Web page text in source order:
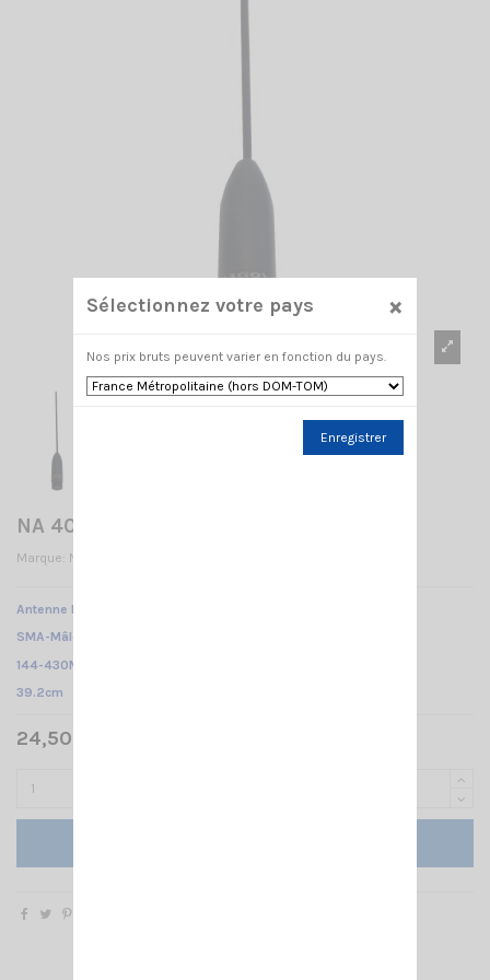
NA 403 SMA-M
Marque: NAGOYA
Antenne NA-403 NAGOYA /
SMA-Mâle /
144-430Mhz
39.2cm
24,50 € TTC
Sélectionnez votre pays ×
Nos prix bruts peuvent varier en fonction du pays.
Enregistrer